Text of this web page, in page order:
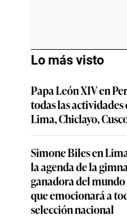
Lo más visto
Papa León XIV en
todas las
Lima, Chiclayo,
Simone Biles en
la agenda de la
ganadora del
que emocionará a
selección nacional